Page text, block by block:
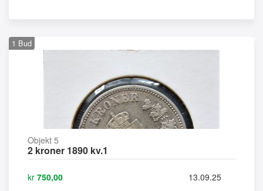
1 Bud
Objekt 5
2 kroner 1890 kv.1
kr 750,00 13.09.25